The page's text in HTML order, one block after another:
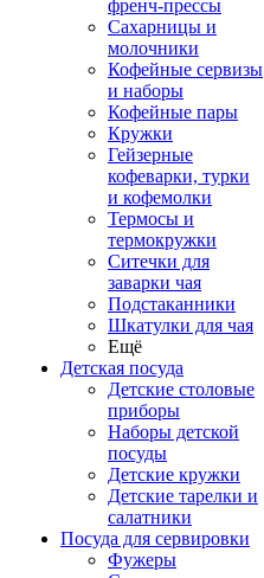
френч-прессы
Сахарницы и
молочники
Кофейные сервизы
и наборы
Кофейные пары
Кружки
Гейзерные
кофеварки, турки
и кофемолки
Термосы и
термокружки
Ситечки для
заварки чая
Подстаканники
Шкатулки для чая
Ещё
Детская посуда
Детские столовые
приборы
Наборы детской
посуды
Детские кружки
Детские тарелки и
салатники
Посуда для сервировки
Фужеры